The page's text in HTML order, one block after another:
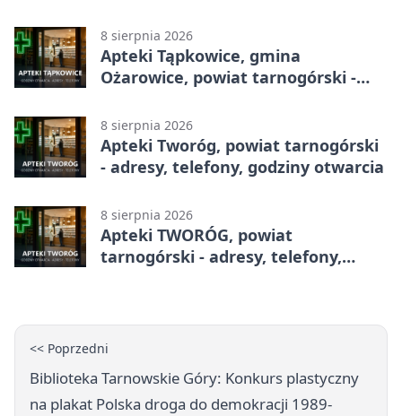
8 sierpnia 2026
Apteki Tąpkowice, gmina
Ożarowice, powiat tarnogórski -
8 sierpnia 2026
Apteki Tworóg, powiat tarnogórski
- adresy, telefony, godziny otwarcia
8 sierpnia 2026
Apteki TWORÓG, powiat
tarnogórski - adresy, telefony,
<< Poprzedni
Biblioteka Tarnowskie Góry: Konkurs plastyczny
na plakat Polska droga do demokracji 1989-